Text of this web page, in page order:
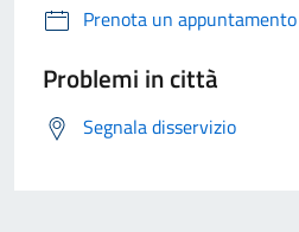
Prenota un appuntamento
Problemi in città
Segnala disservizio